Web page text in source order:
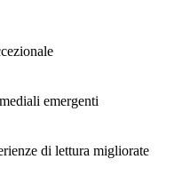
emergenti
di lettura migliorate